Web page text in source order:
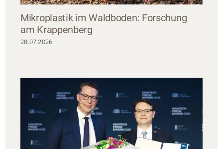
Mikroplastik im Waldboden: Forschung
am Krappenberg
28.07.2026